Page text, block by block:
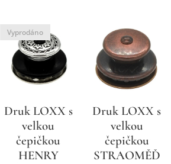
Druk LOXX s
velkou
čepičkou
HENRY
Vyprodáno
Druk LOXX s
velkou
čepičkou
STRAOMĚĎ